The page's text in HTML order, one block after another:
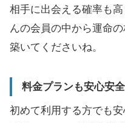
相手に出会える確率も
んの会員の中から運命
築いてくださいね。
料金プランも安心安全
初めて利用する方でも